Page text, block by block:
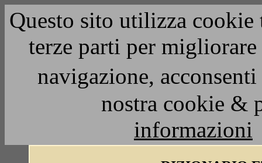
Questo sito utilizza
terze parti per
navigazione,
nostra cookie &
informazioni